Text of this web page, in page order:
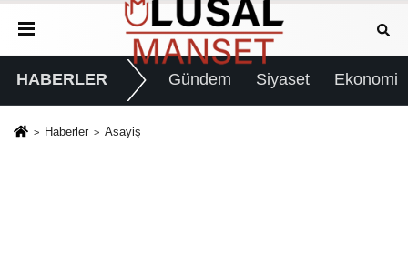
HABERLER Gündem Siyaset Ekonomi
Haberler Asayiş